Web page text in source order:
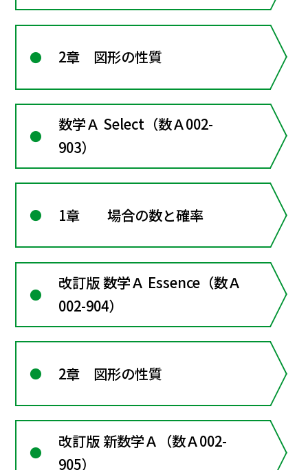
2章 図形の性質
数学Ａ Select（数Ａ002-
903）
1章 場合の数と確率
改訂版 数学Ａ Essence（数Ａ
002-904）
2章 図形の性質
改訂版 新数学Ａ（数Ａ002-
905）